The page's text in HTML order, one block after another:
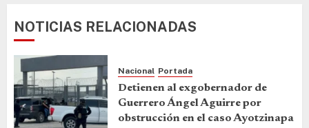
NOTICIAS RELACIONADAS
Nacional Portada
Detienen al exgobernador de
Guerrero Ángel Aguirre por
obstrucción en el caso Ayotzinapa